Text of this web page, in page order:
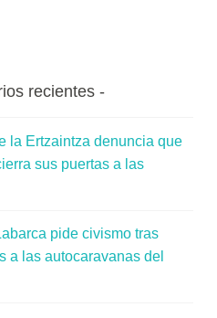
recientes
la Ertzaintza denuncia que
sus puertas a las
pide civismo tras
a las autocaravanas del